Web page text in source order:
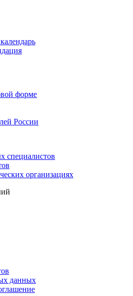
форме
России
специалистов
организациях
данных